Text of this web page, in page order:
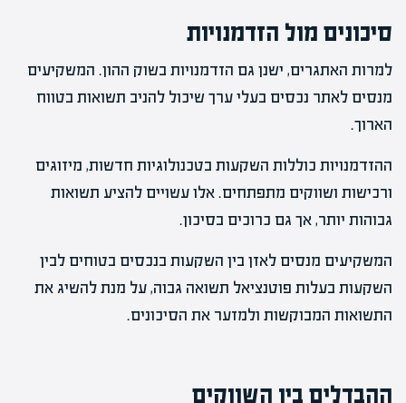
סיכונים מול הזדמנויות
למרות האתגרים, ישנן גם הזדמנויות בשוק ההון. המשקיעים
מנסים לאתר נכסים בעלי ערך שיכול להניב תשואות בטווח
הארוך.
ההזדמנויות כוללות השקעות בטכנולוגיות חדשות, מיזוגים
ורכישות ושווקים מתפתחים. אלו עשויים להציע תשואות
גבוהות יותר, אך גם כרוכים בסיכון.
המשקיעים מנסים לאזן בין השקעות בנכסים בטוחים לבין
השקעות בעלות פוטנציאל תשואה גבוה, על מנת להשיג את
התשואות המבוקשות ולמזער את הסיכונים.
ההבדלים בין השווקים